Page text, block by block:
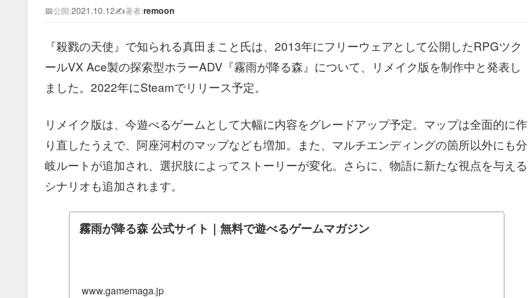
📅公開:2021.10.12✍️著者:remoon
『殺戮の天使』で知られる真田まこと氏は、2013年にフリーウェアとして公開したRPGツク
ールVX Ace製の探索型ホラーADV『霧雨が降る森』について、リメイク版を制作中と発表し
ました。2022年にSteamでリリース予定。
リメイク版は、今遊べるゲームとして大幅に内容をグレードアップ予定。マップは全面的に作
り直したうえで、阿座河村のマップなども増加。また、マルチエンディングの箇所以外にも分
岐ルートが追加され、選択肢によってストーリーが変化。さらに、物語に新たな視点を与える
シナリオも追加されます。
霧雨が降る森 公式サイト｜無料で遊べるゲームマガジン
www.gamemaga.jp